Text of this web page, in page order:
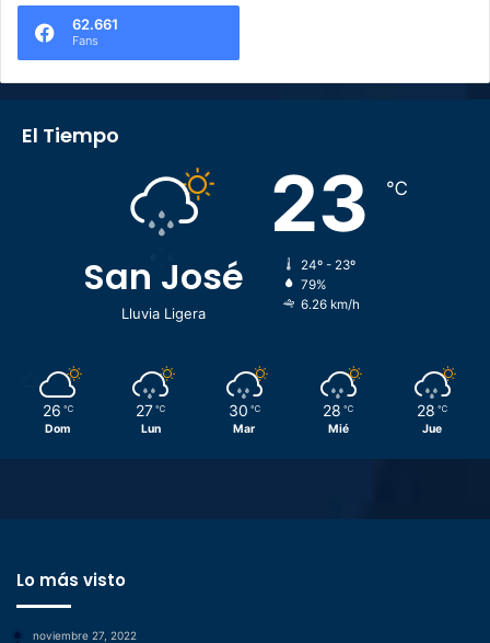
62.661
Fans
El Tiempo
San José
Lluvia Ligera
23 ℃
24º - 23º
79%
6.26 km/h
26 ℃
Dom
27 ℃
Lun
30 ℃
Mar
28 ℃
Mié
28 ℃
Jue
Lo más visto
noviembre 27, 2022